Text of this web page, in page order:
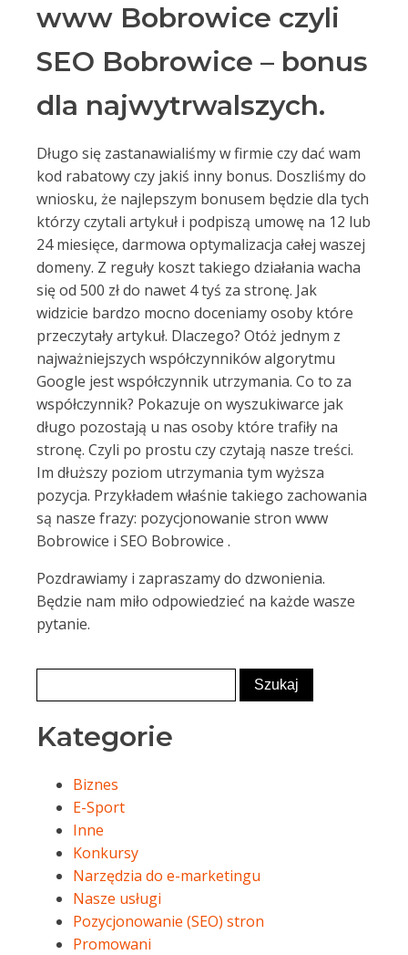
www Bobrowice czyli
SEO Bobrowice – bonus
dla najwytrwalszych.
Długo się zastanawialiśmy w firmie czy dać wam
kod rabatowy czy jakiś inny bonus. Doszliśmy do
wniosku, że najlepszym bonusem będzie dla tych
którzy czytali artykuł i podpiszą umowę na 12 lub
24 miesięce, darmowa optymalizacja całej waszej
domeny. Z reguły koszt takiego działania wacha
się od 500 zł do nawet 4 tyś za stronę. Jak
widzicie bardzo mocno doceniamy osoby które
przeczytały artykuł. Dlaczego? Otóż jednym z
najważniejszych współczynników algorytmu
Google jest współczynnik utrzymania. Co to za
współczynnik? Pokazuje on wyszukiwarce jak
długo pozostają u nas osoby które trafiły na
stronę. Czyli po prostu czy czytają nasze treści.
Im dłuższy poziom utrzymania tym wyższa
pozycja. Przykładem właśnie takiego zachowania
są nasze frazy: pozycjonowanie stron www
Bobrowice i SEO Bobrowice .
Pozdrawiamy i zapraszamy do dzwonienia.
Będzie nam miło odpowiedzieć na każde wasze
pytanie.
Kategorie
Biznes
E-Sport
Inne
Konkursy
Narzędzia do e-marketingu
Nasze usługi
Pozycjonowanie (SEO) stron
Promowani